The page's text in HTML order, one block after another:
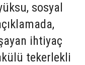
sosyal
ihtiyaç
tekerlekli